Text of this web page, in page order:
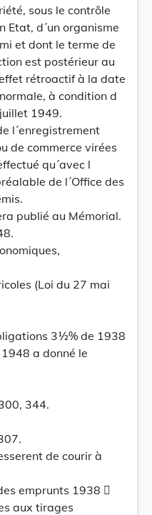
sous le contrôle
Etat, d´un organisme
et dont le terme de
est postérieur au
rétroactif à la date
à condition d
1949.
l´enregistrement
de commerce virées
qu´avec l
de l´Office des
publié au Mémorial.
(Loi du 27 mai
3½% de 1938
a donné le
344.
de courir à
emprunts 1938 
aux tirages